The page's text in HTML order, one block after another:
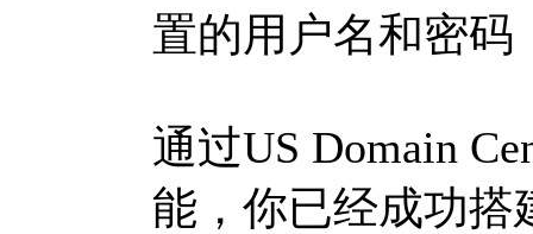
置的用户名和密码
通过US Domain
能，你已经成功搭